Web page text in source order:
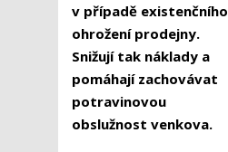
v případě existenčního
ohrožení prodejny.
Snižují tak náklady a
pomáhají zachovávat
potravinovou
obslužnost venkova.